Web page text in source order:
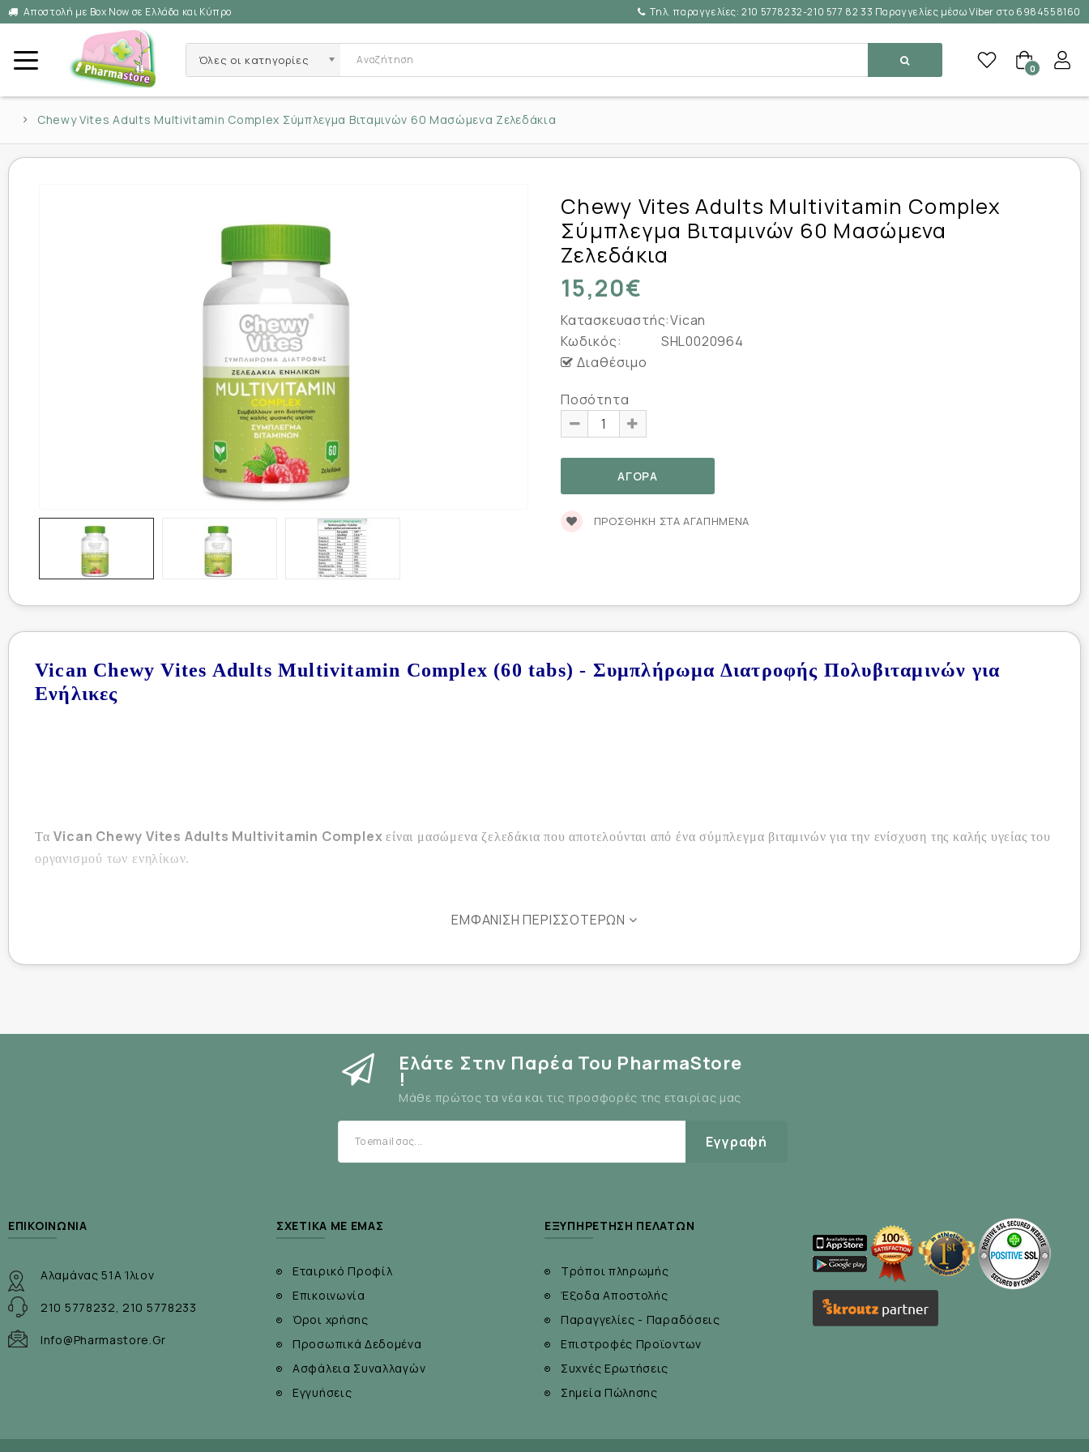
Αποστολή με Box Now σε Ελλάδα και Κύπρο Τηλ. παραγγελίες:210 5778232-210 577 82 33 Παραγγελίες μέσω Viber στο 6984558160
Όλες οι κατηγορίες
0
Chewy Vites Adults Multivitamin Complex Σύμπλεγμα Βιταμινών 60 Μασώμενα Ζελεδάκια
Chewy Vites Adults Multivitamin Complex
Σύμπλεγμα Βιταμινών 60 Μασώμενα
Ζελεδάκια
15,20€
Κατασκευαστής:Vican
Κωδικός:
SHL0020964
Διαθέσιμο
Ποσότητα
ΠΡΟΣΘΉΚΗ ΣΤΑ ΑΓΑΠΗΜΈΝΑ
Vican Chewy Vites Adults Multivitamin Complex (60 tabs) - Συμπλήρωμα Διατροφής Πολυβιταμινών για
Ενήλικες
ΤαVican Chewy Vites Adults Multivitamin Complexείναι μασώμενα ζελεδάκια που αποτελούνται από ένα σύμπλεγμα βιταμινών για την ενίσχυση της καλής υγείας του
οργανισμού των ενηλίκων.
ΟιΒιταμίνες Β6, Β12, Νιασίνη, Παντοθενικό οξύ και Φολικό οξύμειώνουν το αίσθημακούρασης και κόπωσης.
Κατάλληλο για vegans και vegeterians
Χωρίς ίχνη γάλακτος, αυγού και ξηρών καρπών
Χωρίς γενετικά τροποποιημένα συστατικά
Χωρίς τεχνητά χρώματα, γλυκαντικά και συντηρητικά
ΕΜΦΆΝΙΣΗ ΠΕΡΙΣΣΌΤΕΡΩΝ
Ελάτε Στην Παρέα Του PharmaStore
!
Μάθε πρώτος τα νέα και τις προσφορές της εταιρίας μας
Εγγραφή
ΕΠΙΚΟΙΝΩΝΊΑ
Αλαμάνας 51Α Ίλιον
210 5778232, 210 5778233
Info@pharmastore.gr
ΣΧΕΤΙΚΆ ΜΕ ΕΜΆΣ
Εταιρικό Προφίλ
Επικοινωνία
Όροι χρήσης
Προσωπικά Δεδομένα
Ασφάλεια Συναλλαγών
Εγγυήσεις
ΕΞΥΠΗΡΈΤΗΣΗ ΠΕΛΑΤΏΝ
Τρόποι πληρωμής
Έξοδα Αποστολής
Παραγγελίες - Παραδόσεις
Επιστροφές Προϊοντων
Συχνές Ερωτήσεις
Σημεία Πώλησης